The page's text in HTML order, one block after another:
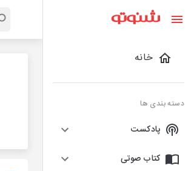
خانه
دسته بندی ها
پادکست
کتاب صوتی